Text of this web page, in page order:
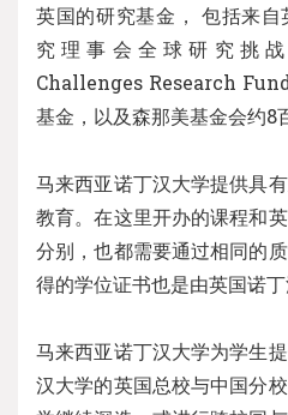
英国的研究基金， 包括来
究理事会全球研究挑战
Challenges Research
基金，以及森那美基金会约8
马来西亚诺丁汉大学提供具
教育。在这里开办的课程和
分别，也都需要通过相同的
得的学位证书也是由英国诺丁
马来西亚诺丁汉大学为学生
汉大学的英国总校与中国分